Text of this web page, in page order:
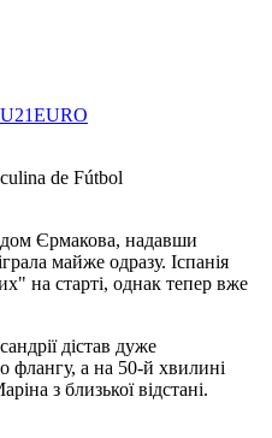
de Fútbol
Єрмакова, надавши
майже одразу. Іспанія
на старті, однак тепер вже
дістав дуже
флангу, а на 50-й хвилині
з близької відстані.